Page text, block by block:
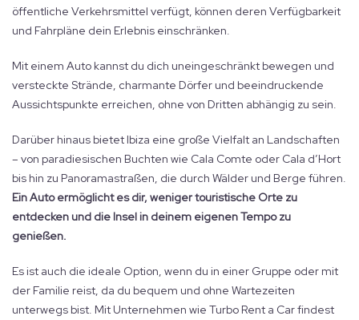
öffentliche Verkehrsmittel verfügt, können deren Verfügbarkeit
und Fahrpläne dein Erlebnis einschränken.
Mit einem Auto kannst du dich uneingeschränkt bewegen und
versteckte Strände, charmante Dörfer und beeindruckende
Aussichtspunkte erreichen, ohne von Dritten abhängig zu sein.
Darüber hinaus bietet Ibiza eine große Vielfalt an Landschaften
– von paradiesischen Buchten wie Cala Comte oder Cala d’Hort
bis hin zu Panoramastraßen, die durch Wälder und Berge führen.
Ein Auto ermöglicht es dir, weniger touristische Orte zu
entdecken und die Insel in deinem eigenen Tempo zu
genießen.
Es ist auch die ideale Option, wenn du in einer Gruppe oder mit
der Familie reist, da du bequem und ohne Wartezeiten
unterwegs bist. Mit Unternehmen wie Turbo Rent a Car findest